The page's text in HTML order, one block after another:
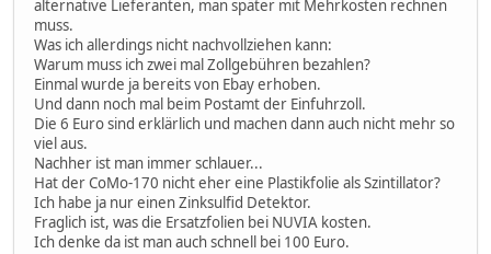
alternative Lieferanten, man später mit Mehrkosten rechnen
muss.
Was ich allerdings nicht nachvollziehen kann:
Warum muss ich zwei mal Zollgebühren bezahlen?
Einmal wurde ja bereits von Ebay erhoben.
Und dann noch mal beim Postamt der Einfuhrzoll.
Die 6 Euro sind erklärlich und machen dann auch nicht mehr so
viel aus.
Nachher ist man immer schlauer...
Hat der CoMo-170 nicht eher eine Plastikfolie als Szintillator?
Ich habe ja nur einen Zinksulfid Detektor.
Fraglich ist, was die Ersatzfolien bei NUVIA kosten.
Ich denke da ist man auch schnell bei 100 Euro.